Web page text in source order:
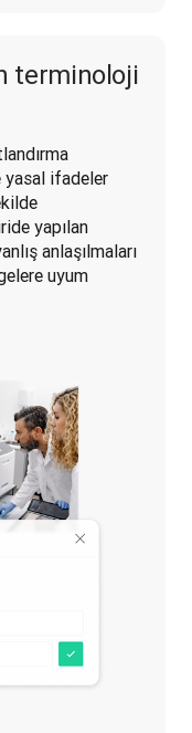
terminoloji
yasal ifadeler
yapılan
anlaşılmaları
uyum